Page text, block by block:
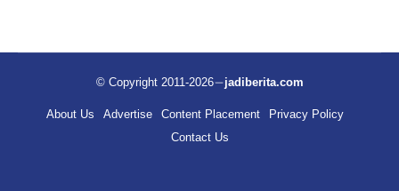
© Copyright 2011-2026 jadiberita.com
About Us Advertise Content Placement
Privacy Policy
Contact Us